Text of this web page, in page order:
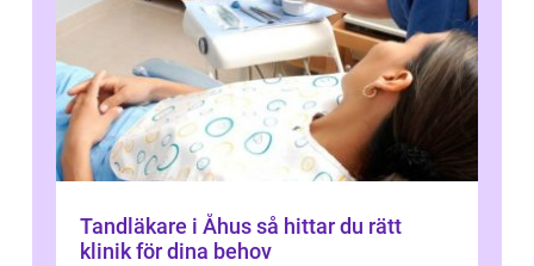
Tandläkare i Åhus så hittar du rätt
klinik för dina behov